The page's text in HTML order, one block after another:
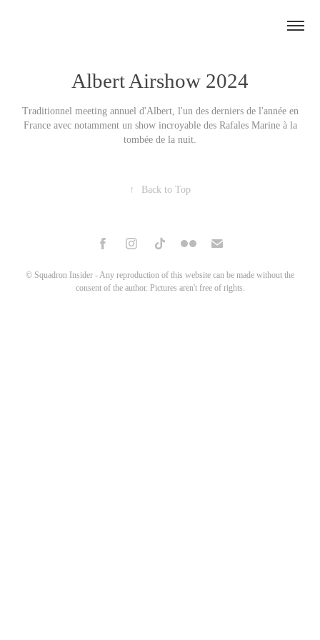
Albert Airshow 2024
Traditionnel meeting annuel d'Albert, l'un des derniers de l'année en
France avec notamment un show incroyable des Rafales Marine à la
tombée de la nuit.
↑ Back to Top
© Squadron Insider - Any reproduction of this website can be made without the
consent of the author. Pictures aren't free of rights.